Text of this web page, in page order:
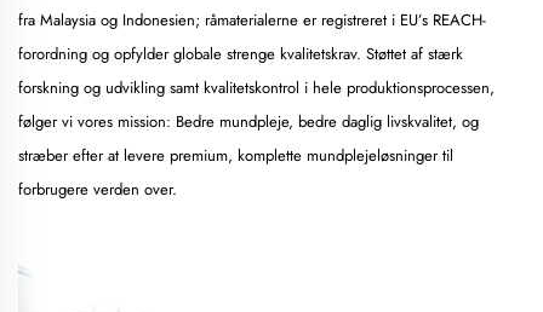
fra Malaysia og Indonesien; råmaterialerne er registreret i EU’s REACH-
forordning og opfylder globale strenge kvalitetskrav. Støttet af stærk
forskning og udvikling samt kvalitetskontrol i hele produktionsprocessen,
følger vi vores mission: Bedre mundpleje, bedre daglig livskvalitet, og
stræber efter at levere premium, komplette mundplejeløsninger til
forbrugere verden over.